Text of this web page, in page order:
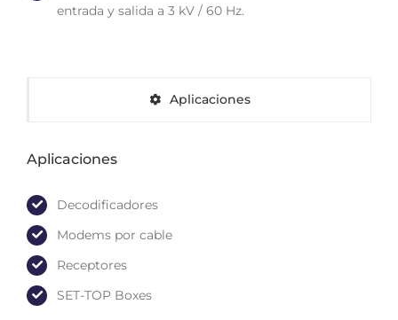
entrada y salida a 3 kV / 60 Hz.
Aplicaciones
Aplicaciones
Decodificadores
Modems por cable
Receptores
SET-TOP Boxes